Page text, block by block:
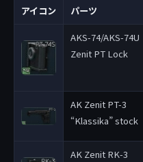
アイコン パーツ
AKS-74/AKS-74U
Zenit PT Lock
AK Zenit PT-3
“Klassika” stock
AK Zenit RK-3